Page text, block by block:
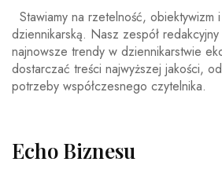
Stawiamy na rzetelność, obiektywizm
dziennikarską. Nasz zespół
najnowsze trendy w dziennikarstwie
dostarczać treści najwyższej jakości,
potrzeby współczesnego czytelnika.
Echo Biznesu